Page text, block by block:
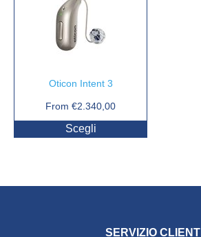
Oticon Intent 3
From €2.340,00
Scegli
SERVIZIO CLIENTI